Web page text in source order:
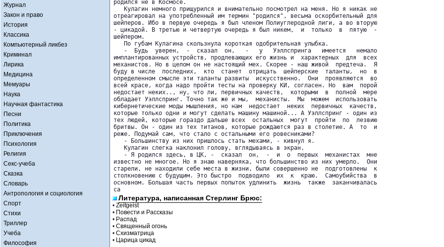
Журнал
Закон и право
История
Классика
Компьютерный ликбез
Криминал
Лирика
Медицина
Мемуары
Наука
Научная фантастика
Песни
Политика
Приключения
Психология
Религия
Секс-учеба
Сказка
Словарь
Антропология и социология
Спорт
Стихи
Триллер
Учеба
Философия
родился не в Космосе.
   Кулагин немного прищурился и внимательно посмотрел на меня. Но я никак не
отреагировал на употребленный им термин "родился", весьма оскорбительный для
шейперов. Ибо в первую очередь я был членом Полиуглеродной лиги, а во вторую
- цикадой. В третью и четвертую очередь я был никем,  и  только  в  пятую  -
шейпером.
   По губам Кулагина скользнула короткая одобрительная улыбка.
   -  Будь  уверен,  -  сказал  он,   -   у   Уэллспринга   имеется   немало
имплантированных устройств, продлевающих его жизнь и  характерных  для  всех
механистов. Но в целом он не настоящий мех. Скорее - наш живой  предтеча.  Я
буду в числе  последних,  кто  станет  отрицать  шейперские  таланты,  но  в
определенном смысле эти таланты развиты  искусственно.  Они  проявляются  во
всей красе, когда надо пройти тесты на проверку КИ, согласен. Но  вам  порой
недостает неких.., ну, что ли, первичных качеств,  которыми  в  полной  мере
обладает Уэллспринг. Точно так же и мы,  механисты.  Мы  можем  использовать
кибернетические моды мышления, но нам  недостает  неких  первичных  качеств,
которые только одни и могут сделать машину машиной... А Уэллспринг - один из
тех людей, которые гораздо дальше всех  остальных  могут  пройти  по  лезвию
бритвы. Он - один из тех титанов, которые рождаются раз в столетие. А  то  и
реже. Подумай сам, что стало с остальными его ровесниками?
   - Большинству из них пришлось стать мехами, - кивнул я.
   Кулагин слегка наклонил голову, вглядываясь в экран.
   - Я родился здесь, в ЦК, -  сказал  он,  -  и  о  первых  механистах  мне
известно не многое. Но я знаю наверняка, что большинство из них умерло.  Они
старели, не находили себе места в жизни, были совершенно не  подготовлены  к
столкновению с будущим. Это быстро  подводило  их  к  краю.  Самоубийства  в
основном. Большая часть первых попыток удлинить  жизнь  также  заканчивалась
са
Литература, написанная Стерлинг Брюс:
• Zeitgeist
• Повести и Рассказы
• Распад
• Священный огонь
• Схизматрица
• Царица цикад